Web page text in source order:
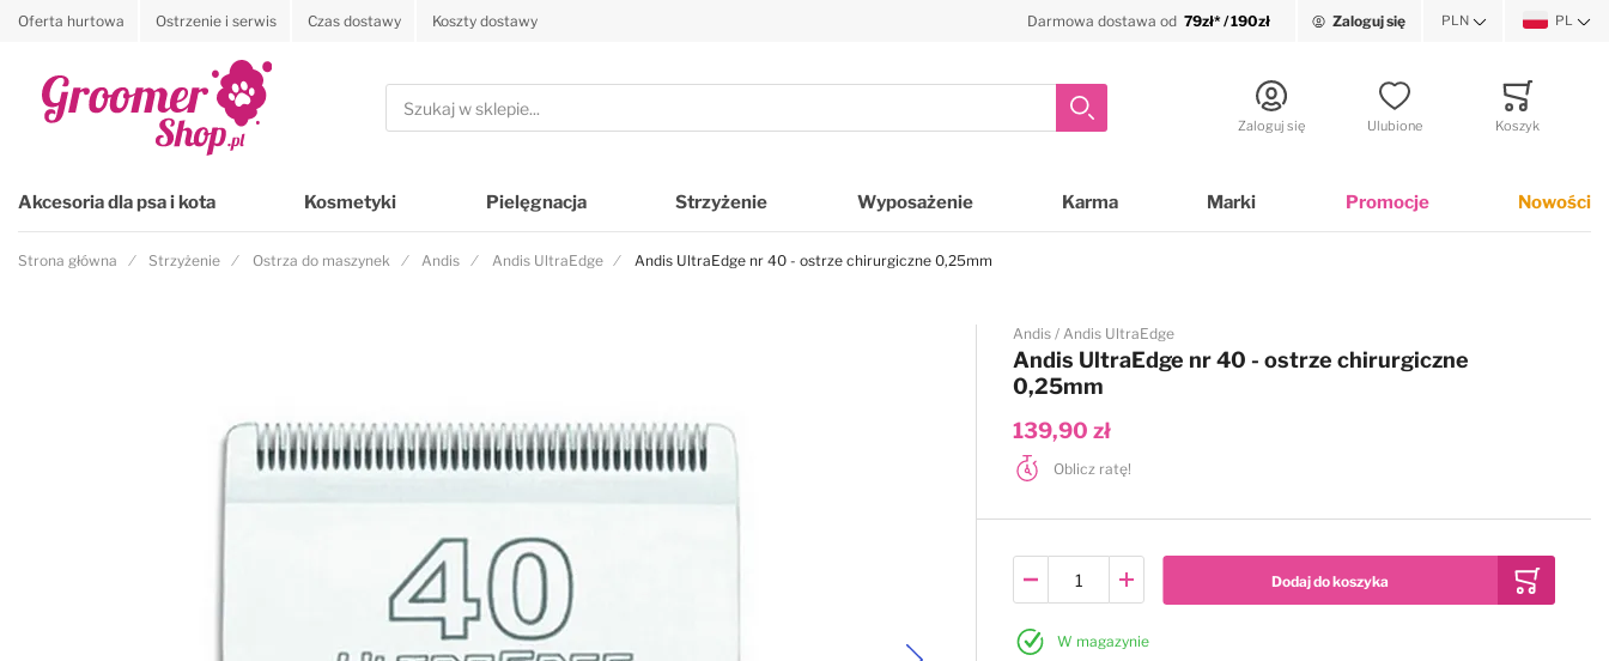
Oferta hurtowa Ostrzenie i serwis Czas dostawy Koszty dostawy Darmowa dostawa od 79zł* / 190zł Zaloguj sięWalutaPLN PL
Szukaj
Szukaj Zaloguj się Ulubione Koszyk
Akcesoria dla psa i kota Kosmetyki Pielęgnacja Strzyżenie Wyposażenie Karma Marki Promocje Nowości
Strona główna Strzyżenie Ostrza do maszynek Andis Andis UltraEdge Andis UltraEdge nr 40 - ostrze chirurgiczne 0,25mm
Andis Andis UltraEdge
Andis UltraEdge nr 40 - ostrze chirurgiczne
0,25mm
139,90 zł
Oblicz ratę!
Dodaj do koszyka
W magazynie